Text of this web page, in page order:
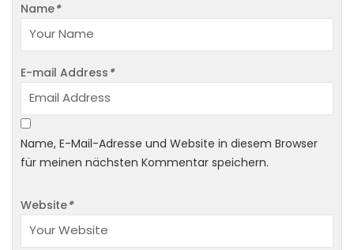
Name*
E-mail Address *
Name, E-Mail-Adresse und Website in diesem Browser
für meinen nächsten Kommentar speichern.
Website*